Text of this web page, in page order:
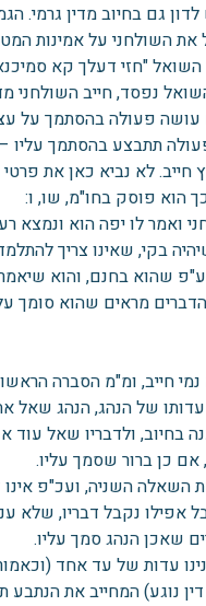
לדון גם בחיוב מדין גרמי.
השולחני על אמינות
השואל "חזי דעלך קא
נפסד, חייב השולחני
עושה פעולה בהסתמך על
תתבצע בהסתמך
חייב. לא נביא כאן את פרטי
הוא פוסק בחו"מ, שו, ו:
ואמר לו יפה הוא ונמצא
בקי, שאינו צריך
שהוא בחנם, והוא
מראים שהוא סומך
חייב, ומ"מ הסברה
עדותו של הנהג, הנהג שאל
בחיוב, ולדבריו שאל
אם כן ברור שסמך עליו.
השאלה השניה, ועכ"פ
אפילו נקבל דבריו, שלא
שאכן הנהג סמך עליו.
עדות של עד אחד
דין נוגע) המחייב את הנתבע